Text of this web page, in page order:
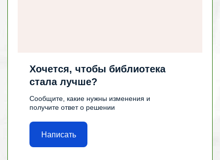
Хочется, чтобы библиотека
стала лучше?
Сообщите, какие нужны изменения и
получите ответ о решении
Написать